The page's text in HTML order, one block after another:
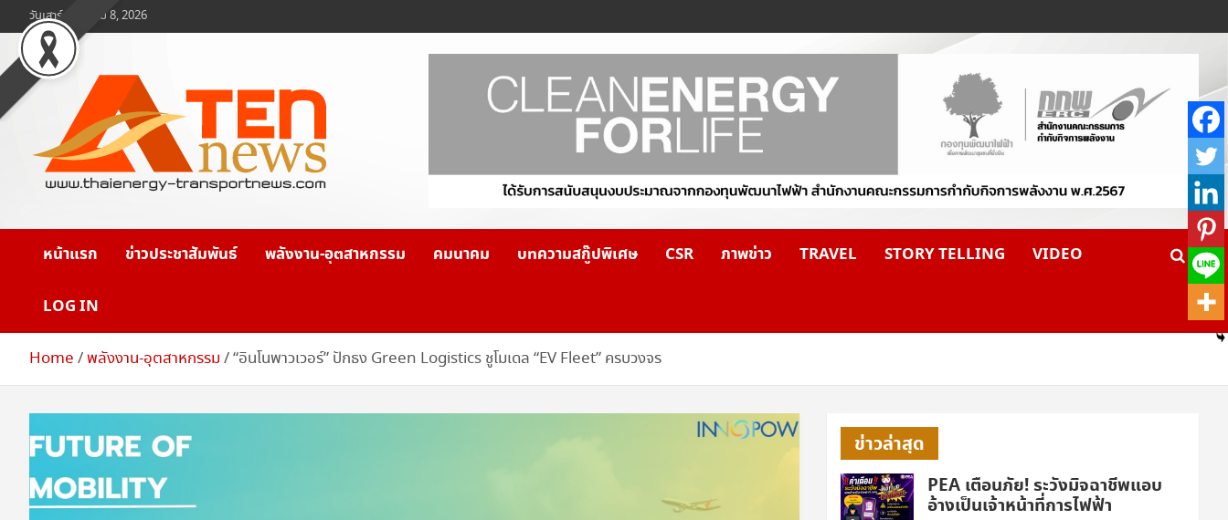
to
content
วันเสาร์, สิงหาคม 8, 2026
www.ten-news.com
หน้าแรก ข่าวประชาสัมพันธ์ พลังงาน-อุตสาหกรรม คมนาคม บทความสกู๊ปพิเศษ CSR ภาพข่าว TRAVEL STORY TELLING VIDEO
LOG IN
Home พลังงาน-อุตสาหกรรม “อินโนพาวเวอร์” ปักธง Green Logistics ชูโมเดล “EV Fleet” ครบวงจร
ข่าวล่าสุด
PEA เตือนภัย! ระวังมิจฉาชีพแอบ
อ้างเป็นเจ้าหน้าที่การไฟฟ้า